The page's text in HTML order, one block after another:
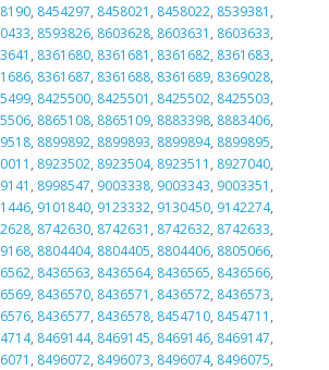
, 8454297, 8458021 , 8458022, 8539381 ,
, 8593826, 8603628, 8603631 , 8603633,
, 8361680, 8361681 , 8361682, 8361683,
, 8361687, 8361688, 8361689, 8369028,
, 8425500, 8425501 , 8425502, 8425503,
, 8865108, 8865109, 8883398, 8883406,
, 8899892, 8899893, 8899894, 8899895,
, 8923502, 8923504, 8923511 , 8927040,
, 8998547, 9003338, 9003343, 9003351 ,
, 9101840, 9123332, 9130450, 9142274,
, 8742630, 8742631 , 8742632, 8742633,
, 8804404, 8804405, 8804406, 8805066,
, 8436563, 8436564, 8436565, 8436566,
, 8436570, 8436571 , 8436572, 8436573,
, 8436577, 8436578, 8454710, 8454711 ,
, 8469144, 8469145, 8469146, 8469147,
, 8496072, 8496073, 8496074, 8496075,